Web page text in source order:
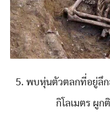
5. พบหุ่นตัวตลกที่อยู่ลึก
กิโลเมตร ผูก